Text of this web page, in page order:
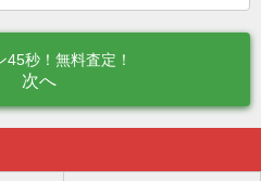
45秒！無料査定！
次へ